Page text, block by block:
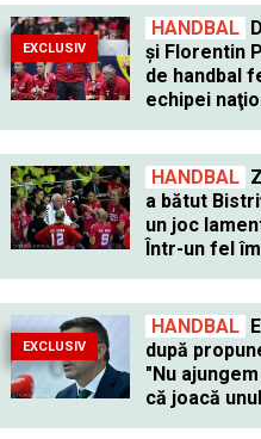
EXCLUSIV
HANDBAL
şi Florentin
de handbal
echipei
HANDBAL
a bătut
un joc
Într-un fel
EXCLUSIV
HANDBAL
după
"Nu
că joacă